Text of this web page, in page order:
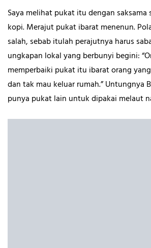
Saya melihat pukat itu dengan saksama
kopi. Merajut pukat ibarat menenun.
salah, sebab itulah perajutnya harus
ungkapan lokal yang berbunyi begini:
memperbaiki pukat itu ibarat orang
dan tak mau keluar rumah.” Untungnya
punya pukat lain untuk dipakai melaut